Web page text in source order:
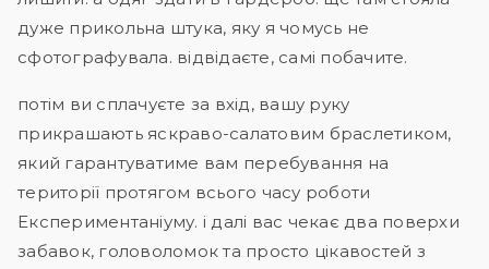
дуже прикольна штука, яку я чомусь не
сфотографувала. відвідаєте, самі побачите.
потім ви сплачуєте за вхід, вашу руку
прикрашають яскраво-салатовим браслетиком,
який гарантуватиме вам перебування на
території протягом всього часу роботи
Експериментаніуму. і далі вас чекає два поверхи
забавок, головоломок та просто цікавостей з